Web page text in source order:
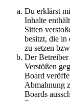
Du erklärst
Inhalte
Sitten
besitzt, die in
zu setzen
Der Betreiber
Verstößen
Board
Abmahnung
Boards